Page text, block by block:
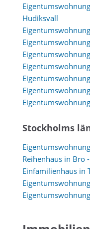
Hudiksvall
Stockholms
Reihenhaus in Bro
Einfamilienhaus in